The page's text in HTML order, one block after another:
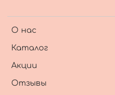
О нас
Каталог
Акции
Отзывы